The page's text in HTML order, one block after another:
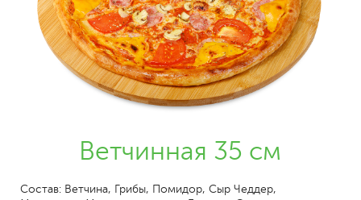
Ветчинная 35 см
Состав: Ветчина, Грибы, Помидор, Сыр Чеддер,